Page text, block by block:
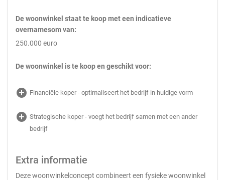
De woonwinkel staat te koop met een indicatieve
overnamesom van:
250.000 euro
De woonwinkel is te koop en geschikt voor:
add_circle Financiële koper - optimaliseert het bedrijf in huidige vorm
add_circle Strategische koper - voegt het bedrijf samen met een ander
bedrijf
Extra informatie
Deze woonwinkelconcept combineert een fysieke woonwinkel